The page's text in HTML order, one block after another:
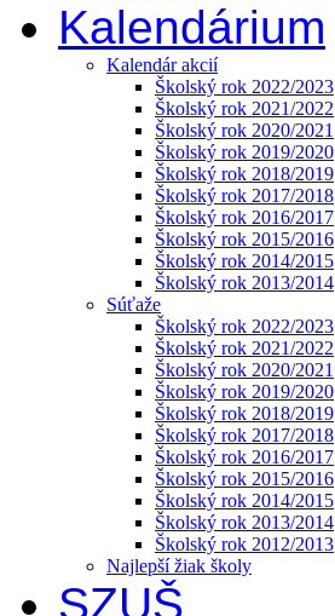
Kalendárium
Kalendár akcií
Školský rok 2022/2023
Školský rok 2021/2022
Školský rok 2020/2021
Školský rok 2019/2020
Školský rok 2018/2019
Školský rok 2017/2018
Školský rok 2016/2017
Školský rok 2015/2016
Školský rok 2014/2015
Školský rok 2013/2014
Súťaže
Školský rok 2022/2023
Školský rok 2021/2022
Školský rok 2020/2021
Školský rok 2019/2020
Školský rok 2018/2019
Školský rok 2017/2018
Školský rok 2016/2017
Školský rok 2015/2016
Školský rok 2014/2015
Školský rok 2013/2014
Školský rok 2012/2013
Najlepší žiak školy
SZUŠ